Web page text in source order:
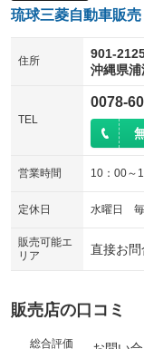
琉球三菱自動車販
住所
901-
沖縄県浦
TEL
0078-
営業時間 10：00～
定休日 水曜日
販売可能エ
リア
直接お
販売店の口コミ
総合評価